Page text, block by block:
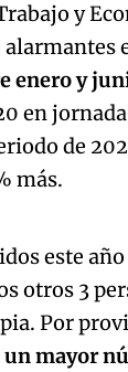
y
alarmantes
enero y
en
de
más.
Algo salió
Try again
este
otros 3
Por
mayor